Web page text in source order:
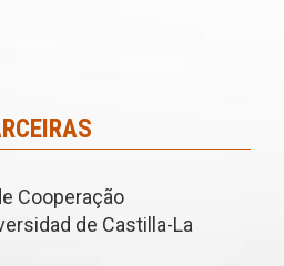
Cooperação
de Castilla-La